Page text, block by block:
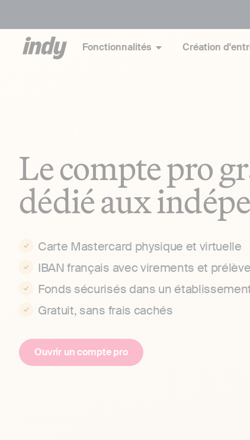
Fonctionnalités Création
Le compte pro
dédié aux
Carte Mastercard physique et virtuelle
IBAN français avec virements et
Fonds sécurisés dans un
Gratuit, sans frais cachés
Ouvrir un compte pro